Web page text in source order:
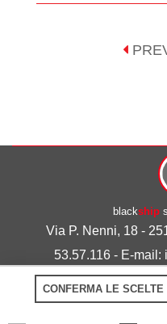
blackship
Via P. Nenni, 18 -
53.57.116 - E-mail:
Privacy
CONFERMA LE SCELTE